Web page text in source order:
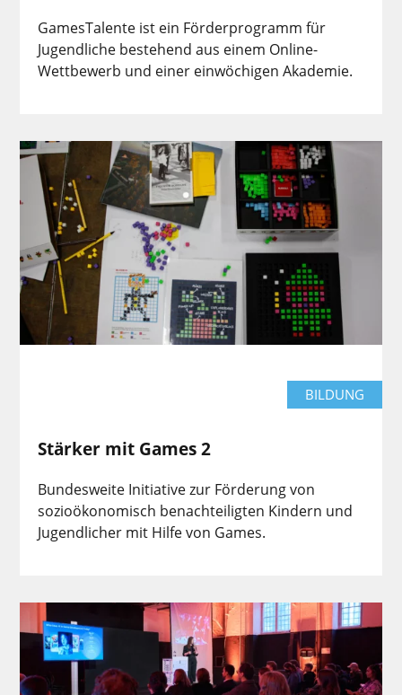
GamesTalente ist ein Förderprogramm für
Jugendliche bestehend aus einem Online-
Wettbewerb und einer einwöchigen Akademie.
BILDUNG
Stärker mit Games 2
Bundesweite Initiative zur Förderung von
sozioökonomisch benachteiligten Kindern und
Jugendlicher mit Hilfe von Games.